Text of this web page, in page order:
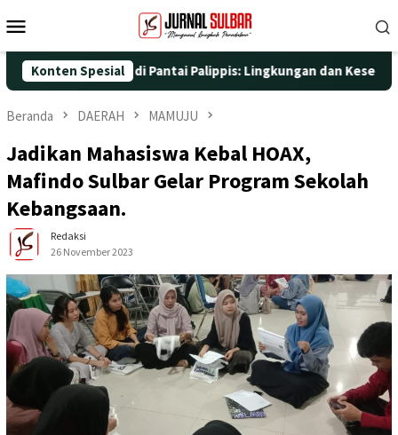
ke
Mobile
Konten Spesial
Aksi Nyata di Pantai Palippis: Lingkungan dan Kesehatan Jadi
Beranda DAERAH MAMUJU
Jadikan Mahasiswa Kebal HOAX,
Mafindo Sulbar Gelar Program Sekolah
Kebangsaan.
Redaksi
26 November 2023